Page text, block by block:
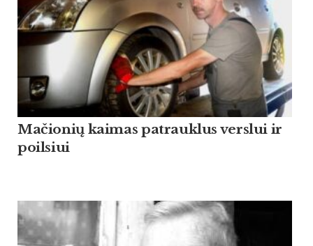
Mačionių kaimas patrauklus verslui ir
poilsiui